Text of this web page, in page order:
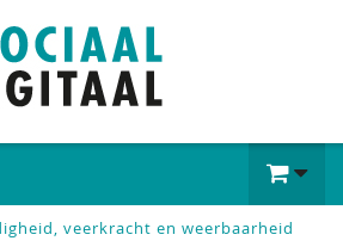
veerkracht en weerbaarheid